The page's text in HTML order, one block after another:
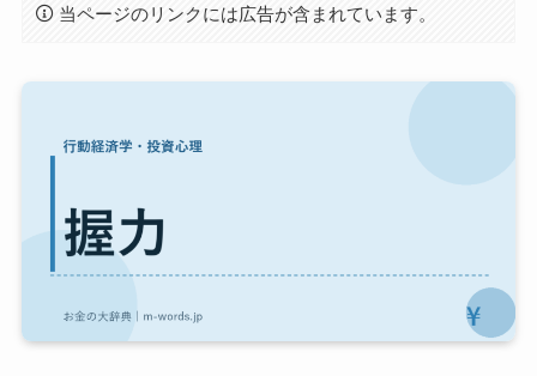
当ページのリンクには広告が含まれています。